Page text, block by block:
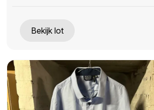
Bekijk lot